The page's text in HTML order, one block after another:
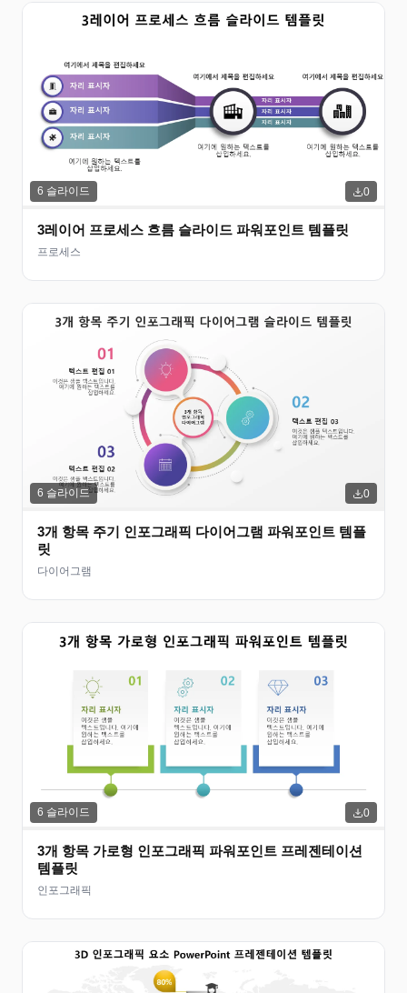
6 슬라이드 0
3레이어 프로세스 흐름 슬라이드 파워포인트 템플릿
프로세스
6 슬라이드 0
3개 항목 주기 인포그래픽 다이어그램 파워포인트 템플
릿
다이어그램
6 슬라이드 0
3개 항목 가로형 인포그래픽 파워포인트 프레젠테이션
템플릿
인포그래픽